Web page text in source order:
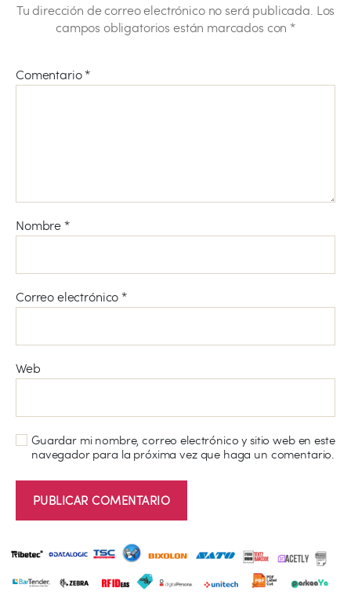
Tu dirección de correo electrónico no será publicada. Los
campos obligatorios están marcados con*
Comentario*
Nombre*
Correo electrónico*
Web
Guardar mi nombre, correo electrónico y sitio web en este
navegador para la próxima vez que haga un comentario.